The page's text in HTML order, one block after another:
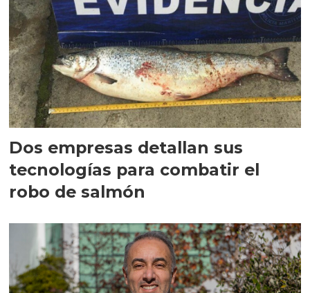
Dos empresas detallan sus
tecnologías para combatir el
robo de salmón